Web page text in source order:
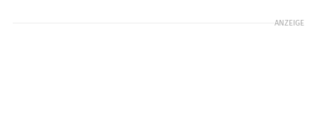
ANZEIGE